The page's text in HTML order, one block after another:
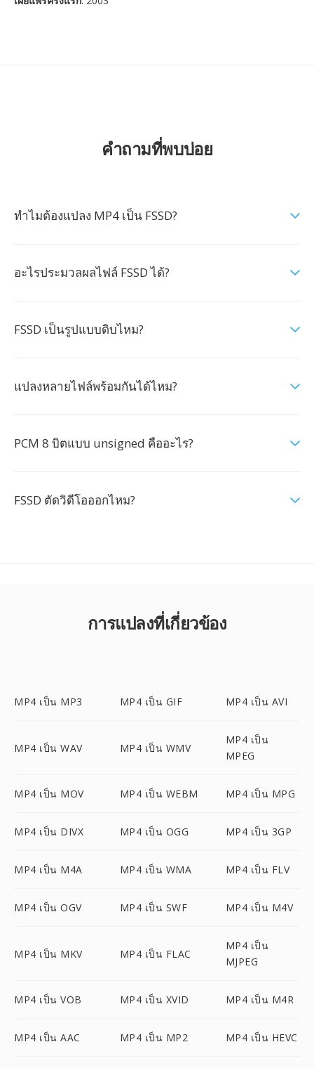
คำถามที่พบบ่อย
ทำไมต้องแปลง MP4 เป็น FSSD?
อะไรประมวลผลไฟล์ FSSD ได้?
FSSD เป็นรูปแบบดิบไหม?
แปลงหลายไฟล์พร้อมกันได้ไหม?
PCM 8 บิตแบบ unsigned คืออะไร?
FSSD ตัดวิดีโอออกไหม?
การแปลงที่เกี่ยวข้อง
MP4 เป็น MP3 MP4 เป็น GIF MP4 เป็น AVI
MP4 เป็น WAV MP4 เป็น WMV
MP4 เป็น
MPEG
MP4 เป็น MOV MP4 เป็น WEBM MP4 เป็น MPG
MP4 เป็น DIVX MP4 เป็น OGG MP4 เป็น 3GP
MP4 เป็น M4A MP4 เป็น WMA MP4 เป็น FLV
MP4 เป็น OGV MP4 เป็น SWF MP4 เป็น M4V
MP4 เป็น MKV MP4 เป็น FLAC
MP4 เป็น
MJPEG
MP4 เป็น VOB MP4 เป็น XVID MP4 เป็น M4R
MP4 เป็น AAC MP4 เป็น MP2 MP4 เป็น HEVC